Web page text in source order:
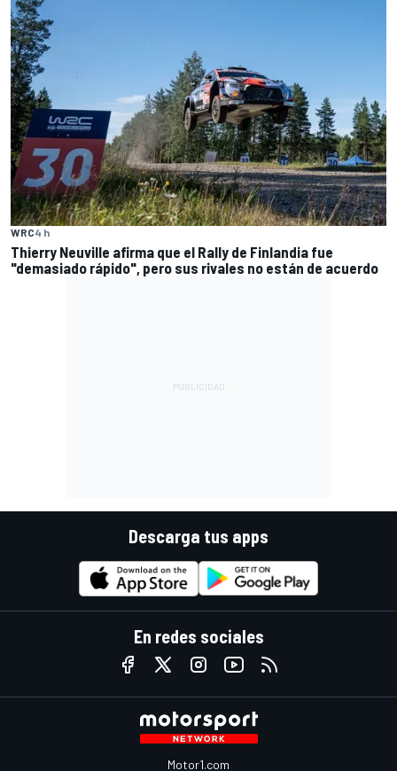
WRC4 h
Thierry Neuville afirma que el Rally de Finlandia fue
"demasiado rápido", pero sus rivales no están de acuerdo
Descarga tus apps
En redes sociales
Motor1.com